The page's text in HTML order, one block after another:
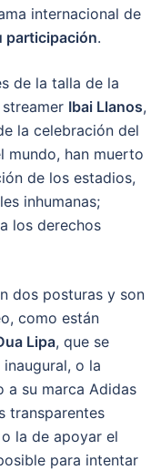
internacional de
participación.
de la talla de la
Ibai Llanos,
la celebración del
mundo, han muerto
de los estadios,
inhumanas;
los derechos
dos posturas y son
como están
Lipa, que se
o la
a su marca Adidas
transparentes
la de apoyar el
para intentar